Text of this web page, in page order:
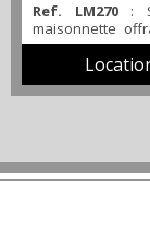
Ref. LM270:
maisonnette
avec douche, 1
gaz. Dispo de